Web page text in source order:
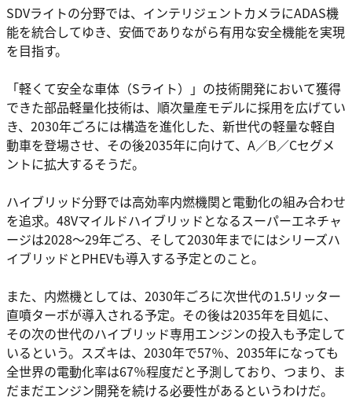
SDVライトの分野では、インテリジェントカメラにADAS機
能を統合してゆき、安価でありながら有用な安全機能を実現
を目指す。
「軽くて安全な車体（Sライト）」の技術開発において獲得
できた部品軽量化技術は、順次量産モデルに採用を広げてい
き、2030年ごろには構造を進化した、新世代の軽量な軽自
動車を登場させ、その後2035年に向けて、A／B／Cセグメ
ントに拡大するそうだ。
ハイブリッド分野では高効率内燃機関と電動化の組み合わせ
を追求。48Vマイルドハイブリッドとなるスーパーエネチャ
ージは2028～29年ごろ、そして2030年までにはシリーズハ
イブリッドとPHEVも導入する予定とのこと。
また、内燃機としては、2030年ごろに次世代の1.5リッター
直噴ターボが導入される予定。その後は2035年を目処に、
その次の世代のハイブリッド専用エンジンの投入も予定して
いるという。スズキは、2030年で57％、2035年になっても
全世界の電動化率は67％程度だと予測しており、つまり、ま
だまだエンジン開発を続ける必要性があるというわけだ。